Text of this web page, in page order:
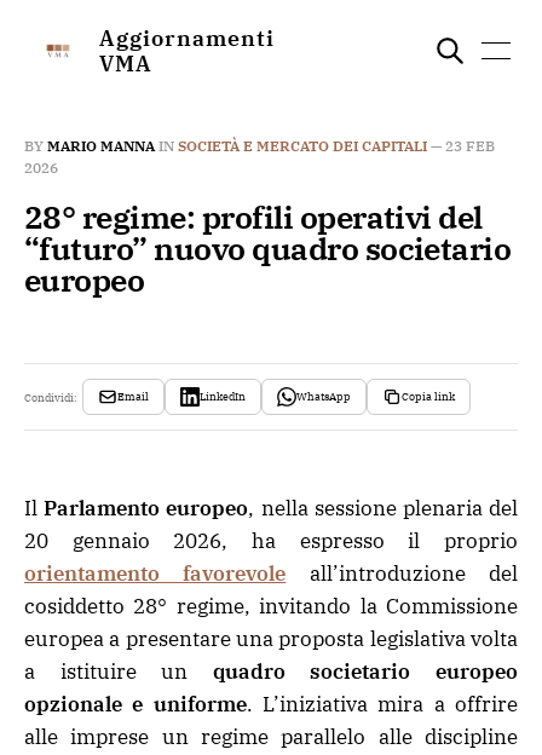
Aggiornamenti
VMA
BY MARIO MANNAIN SOCIETÀ E MERCATO DEI CAPITALI — 23 FEB
2026
28° regime: profili operativi del
“futuro” nuovo quadro societario
europeo
Condividi: Email LinkedIn WhatsApp Copia link
IlParlamento europeo, nella sessione plenaria del
20 gennaio 2026, ha espresso il proprio
orientamento favorevole all’introduzione del
cosiddetto 28° regime, invitando la Commissione
europea a presentare una proposta legislativa volta
a istituire un quadro societario europeo
opzionale e uniforme. L’iniziativa mira a offrire
alle imprese un regime parallelo alle discipline